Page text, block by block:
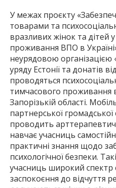
У межах проєкту
товарами та
вразливих жінок та дітей
проживання ВПО в
неурядовою
уряду Естонії та донатів
проводяться
тимчасового проживання
Запорізькій області.
партнерської
проводить
навчає учасниць
практичні знання щодо
психологічної безпеки.
учасниць широкий спектр
заспокоєння до відчуття